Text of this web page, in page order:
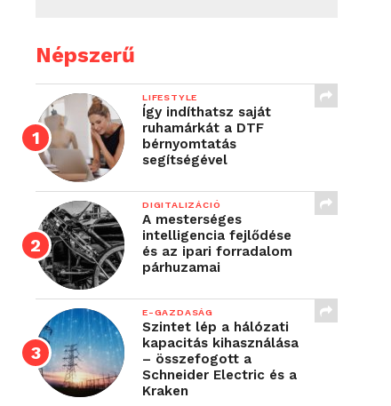
Népszerű
LIFESTYLE
Így indíthatsz saját
ruhamárkát a DTF
bérnyomtatás
segítségével
DIGITALIZÁCIÓ
A mesterséges
intelligencia fejlődése
és az ipari forradalom
párhuzamai
E-GAZDASÁG
Szintet lép a hálózati
kapacitás kihasználása
– összefogott a
Schneider Electric és a
Kraken